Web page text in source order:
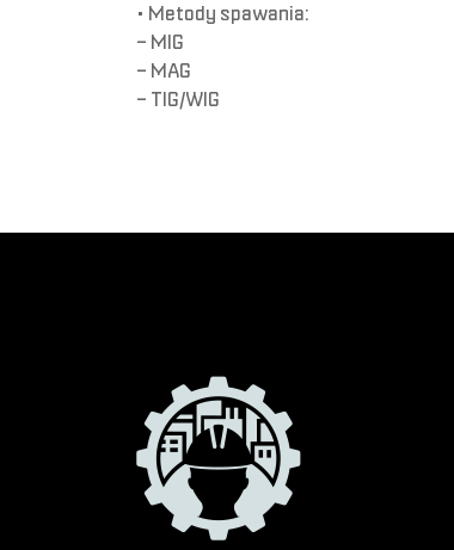
• Metody spawania:
– MIG
– MAG
– TIG/WIG